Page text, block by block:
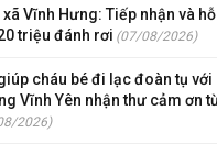
xã Vĩnh Hưng: Tiếp nhận và
triệu đánh rơi (07/08/2026)
cháu bé đi lạc đoàn tụ
Vĩnh Yên nhận thư cảm ơn
2026)